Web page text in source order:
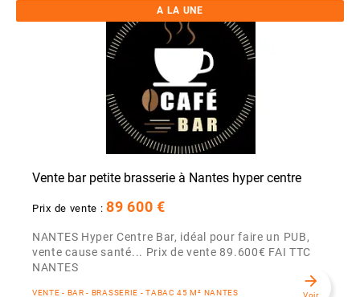
A LA UNE
Vente bar petite brasserie à Nantes hyper centre
Prix de vente :89 600 €
NANTES Hyper Centre Bar, idéal pour faire un PUB,
vente cause santé... Prix de vente 89.600€ FAI TTC
NANTES
VENTE - BAR - BRASSERIE - TABAC 45 M² NANTES
arrow_forward